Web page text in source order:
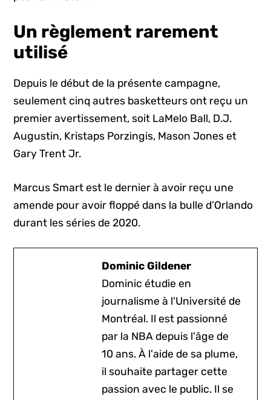
Un règlement rarement
utilisé
Depuis le début de la présente campagne,
seulement cinq autres basketteurs ont reçu un
premier avertissement, soit LaMelo Ball, D.J.
Augustin, Kristaps Porzingis, Mason Jones et
Gary Trent Jr.
Marcus Smart est le dernier à avoir reçu une
amende pour avoir floppé dans la bulle d’Orlando
durant les séries de 2020.
Dominic Gildener
Dominic étudie en
journalisme à l'Université de
Montréal. Il est passionné
par la NBA depuis l'âge de
10 ans. À l'aide de sa plume,
il souhaite partager cette
passion avec le public. Il se